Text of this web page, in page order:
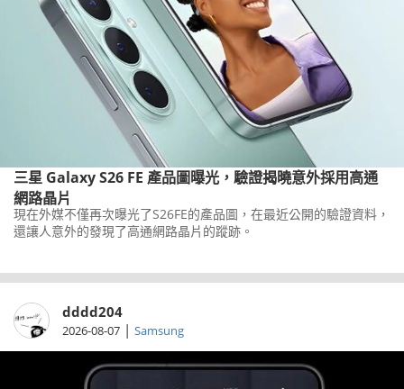
三星 Galaxy S26 FE 產品圖曝光，驗證揭曉意外採用高通
網路晶片
現在外媒不僅再次曝光了S26FE的產品圖，在最近公開的驗證資料，
還讓人意外的發現了高通網路晶片的蹤跡。
dddd204
2026-08-07 | Samsung